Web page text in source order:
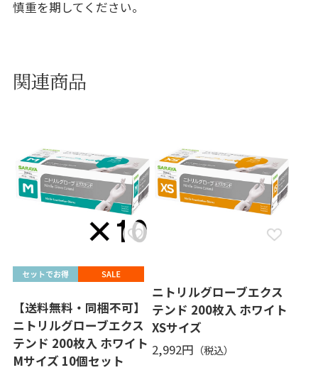
慎重を期してください。
関連商品
【送料無料・同梱不可】
ニトリルグローブエクス
テンド 200枚入 ホワイト
Mサイズ 10個セット
ニトリルグローブエクス
テンド 200枚入 ホワイト
XSサイズ
2,992円